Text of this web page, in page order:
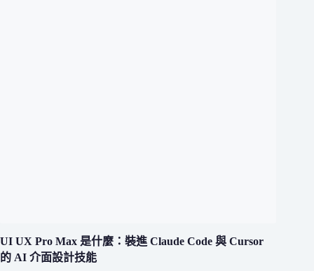
UI UX Pro Max 是什麼：裝進 Claude Code 與 Cursor
的 AI 介面設計技能